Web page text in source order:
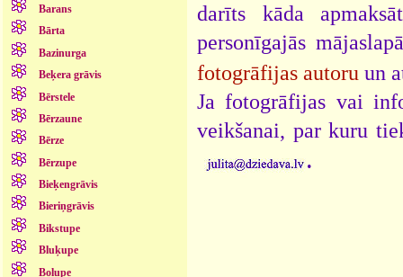
Barans
Bārta
Bazinurga
Beķera grāvis
Bērstele
Bērzaune
Bērze
Bērzupe
Bieķengrāvis
Bieriņgrāvis
Bikstupe
Bluķupe
Bolupe
darīts kāda
personīgajās
fotogrāfijas autoru un
Ja fotogrāfijas vai
veikšanai, par kuru
.